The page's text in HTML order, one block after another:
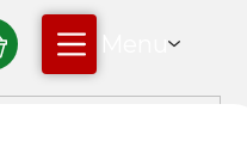
KOŠÍK